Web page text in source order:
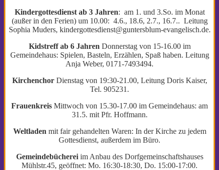
Kindergottesdienst ab 3 Jahren: am 1. und 3.So. im Monat
(außer in den Ferien) um 10.00: 4.6., 18.6, 2.7., 16.7.. Leitung
Sophia Muders, kindergottesdienst@guntersblum-evangelisch.de.
Kidstreff ab 6 Jahren Donnerstag von 15-16.00 im
Gemeindehaus: Spielen, Basteln, Erzählen, Spaß haben. Leitung
Anja Weber, 0171-7493494.
Kirchenchor Dienstag von 19:30-21.00, Leitung Doris Kaiser,
Tel. 905231.
Frauenkreis Mittwoch von 15.30-17.00 im Gemeindehaus: am
31.5. mit Pfr. Hoffmann.
Weltladen mit fair gehandelten Waren: In der Kirche zu jedem
Gottesdienst, außerdem im Büro.
Gemeindebüchereiim Anbau des Dorfgemeinschaftshauses
Mühlstr.45, geöffnet: Mo. 16:30-18:30, Do. 15:00-17:00.